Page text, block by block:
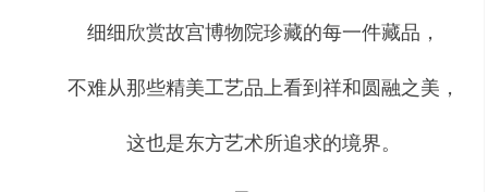
细细欣赏故宫博物院珍藏的每一件藏品，
不难从那些精美工艺品上看到祥和圆融之美，
这也是东方艺术所追求的境界。